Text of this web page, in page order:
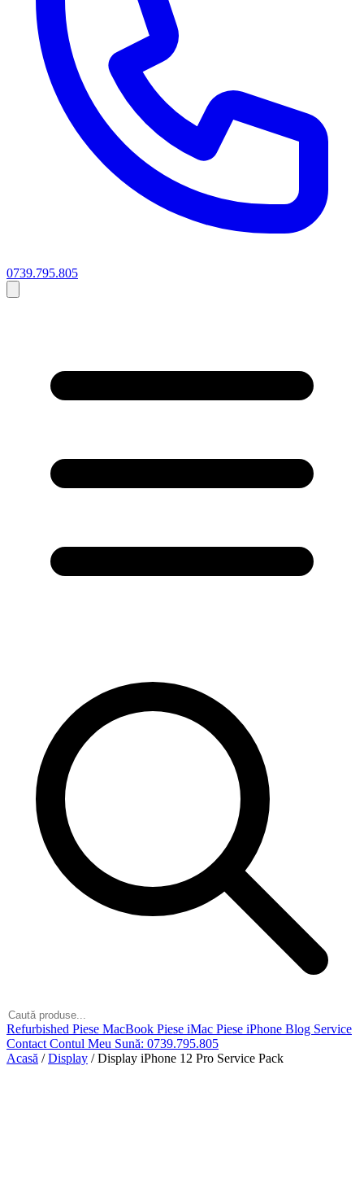
0739.795.805
Refurbished Piese MacBook Piese iMac Piese iPhone Blog Service
Contact Contul Meu Sună: 0739.795.805
Acasă / Display / Display iPhone 12 Pro Service Pack